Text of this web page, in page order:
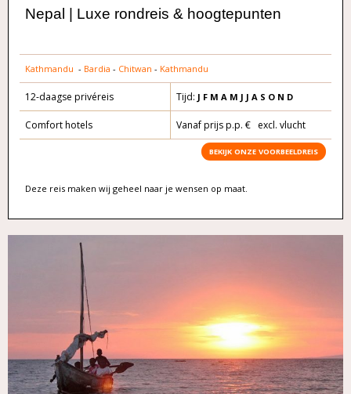
Nepal | Luxe rondreis & hoogtepunten
Kathmandu - Bardia - Chitwan - Kathmandu
12-daagse privéreis Tijd: J F M A M J J A S O N D
Comfort hotels Vanaf prijs p.p. € excl. vlucht
BEKIJK ONZE VOORBEELDREIS
Deze reis maken wij geheel naar je wensen op maat.